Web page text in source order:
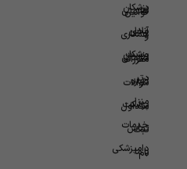
پزشکان
آنلاین
پزشکان
برتر
در
محل
ویزیت
در
منزل
خدمات
دامپزشکی
قوانین
و
مقررات
سوالات
متداول
ثبت
نام
سلامتی
همکاری
سازمانی
درباره
پزشکت
تماس
با ما